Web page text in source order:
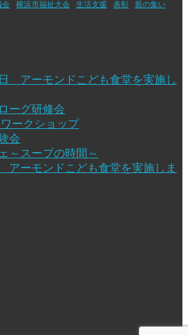
会 横浜市福祉大会 生活支援 表彰
親の集い
日 アーモンドこども食堂を実施し
ーグ研修会
ークショップ
会
～スープの時間～
アーモンドこども食堂を実施しま